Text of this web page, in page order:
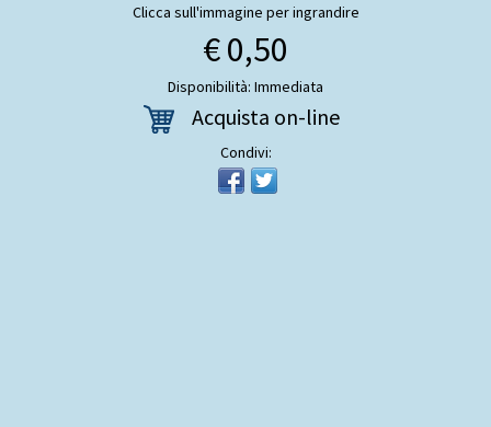
Clicca sull'immagine per ingrandire
€ 0,50
Disponibilità: Immediata
Acquista on-line
Condivi: